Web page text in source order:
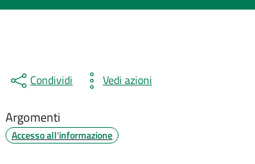
Condividi Vedi azioni
Argomenti
Accesso all'informazione